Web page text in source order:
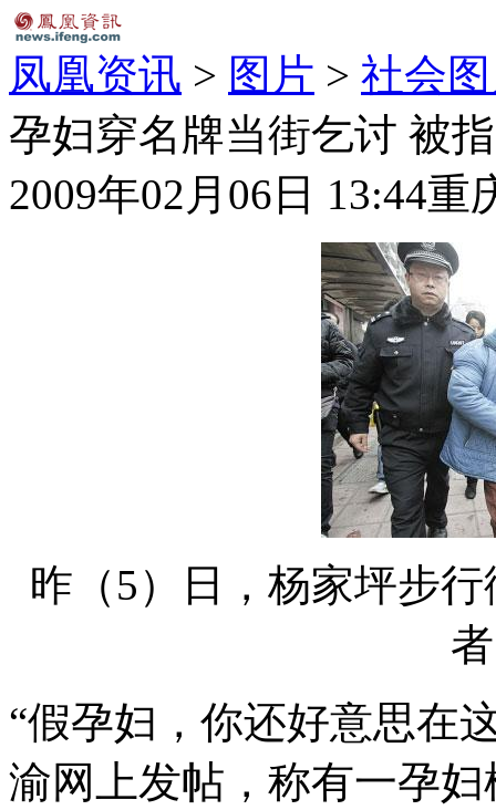
凤凰资讯 > 图片 > 社会
孕妇穿名牌当街乞讨 被
2009年02月06日 13:44重
昨（5）日，杨家坪步
“假孕妇，你还好意思在
渝网上发帖，称有一孕